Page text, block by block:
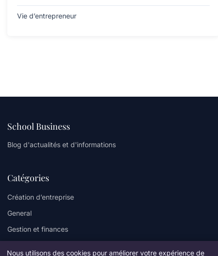
Vie d’entrepreneur
School Business
Blog d'actualités et d'informations
Catégories
Création d’entreprise
General
Gestion et finances
Nous utilisons des cookies pour améliorer votre expérience de